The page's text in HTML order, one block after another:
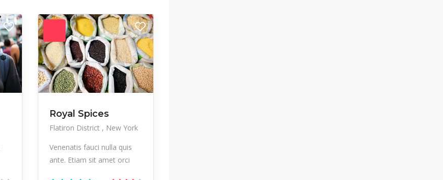
Party
Pedicure
Salon
Sculptures
Startup
Streetwear
Tours
Trekking
Royal Spices
Flatiron District
New York
Venenatis fauci nulla quis
ante. Etiam sit amet orci